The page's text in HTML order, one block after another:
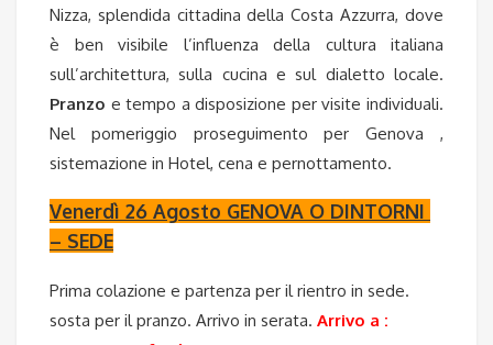
Nizza, splendida cittadina della Costa Azzurra, dove
è ben visibile l’influenza della cultura italiana
sull’architettura, sulla cucina e sul dialetto locale.
Pranzo e tempo a disposizione per visite individuali.
Nel pomeriggio proseguimento per Genova ,
sistemazione in Hotel, cena e pernottamento.
Venerdì 26 Agosto GENOVA O DINTORNI
– SEDE
Prima colazione e partenza per il rientro in sede.
sosta per il pranzo. Arrivo in serata. Arrivo a :